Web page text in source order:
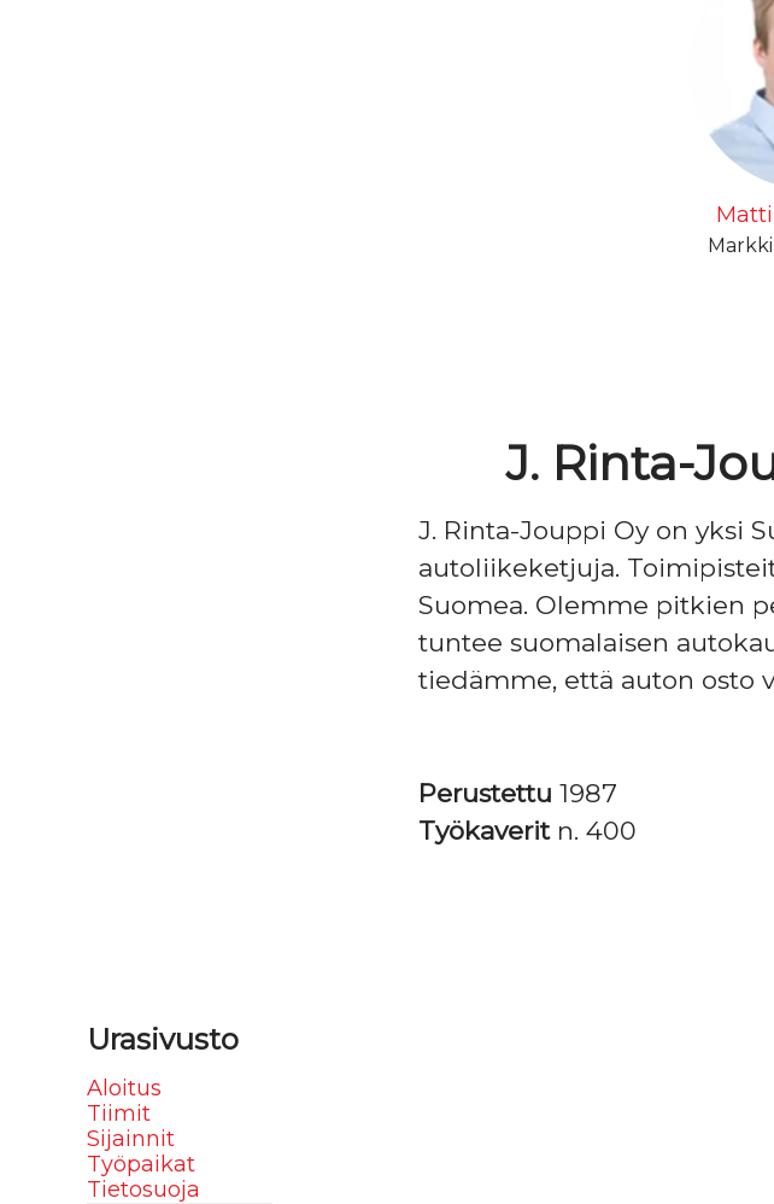
J. Rinta-
J. Rinta-Jouppi Oy on yksi
autoliikeketjuja.
Suomea. Olemme pitkien
tuntee suomalaisen
tiedämme, että auton osto
Perustettu 1987
Työkaverit n. 400
Urasivusto
Aloitus
Tiimit
Sijainnit
Työpaikat
Tietosuoja